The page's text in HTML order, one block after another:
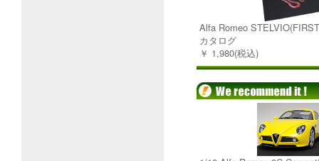
Alfa Romeo
カタログ
￥ 1,980(税込)